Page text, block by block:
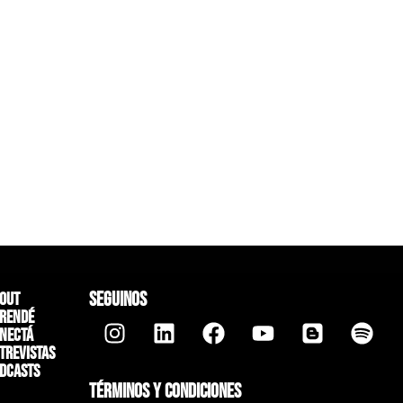
SEGUINOS
TÉRMINOS Y CONDICIONES